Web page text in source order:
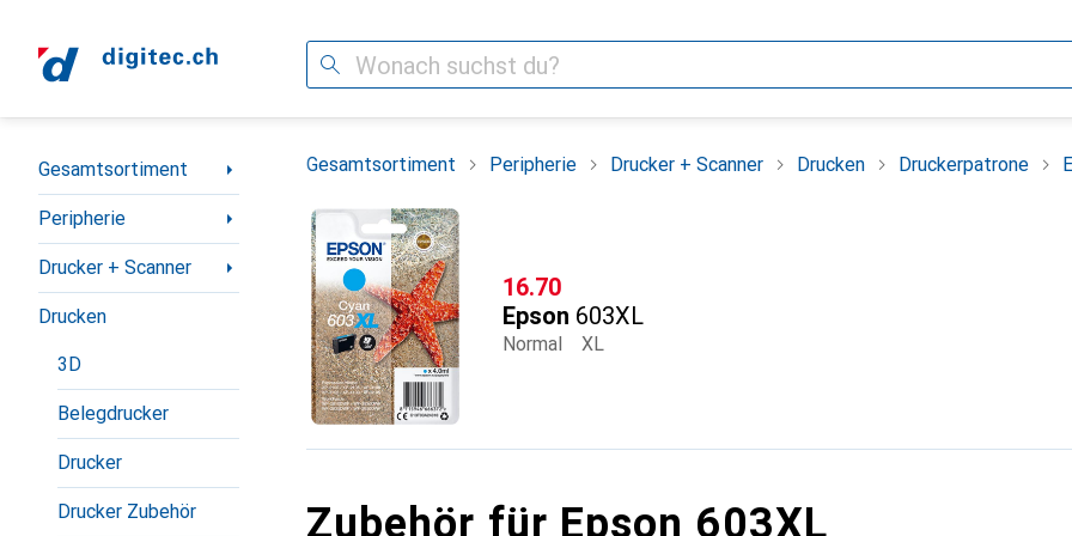
Suche
Navigation nach Kategorien
Gesamtsortiment
Peripherie
Drucker + Scanner
Drucken
3D
Belegdrucker
Drucker
Drucker Zubehör
Gesamtsortiment Peripherie Drucker + Scanner Drucken Druckerpatrone
CHF
16.70
Epson 603XL
Normal XL
Zubehör für Epson 603XL